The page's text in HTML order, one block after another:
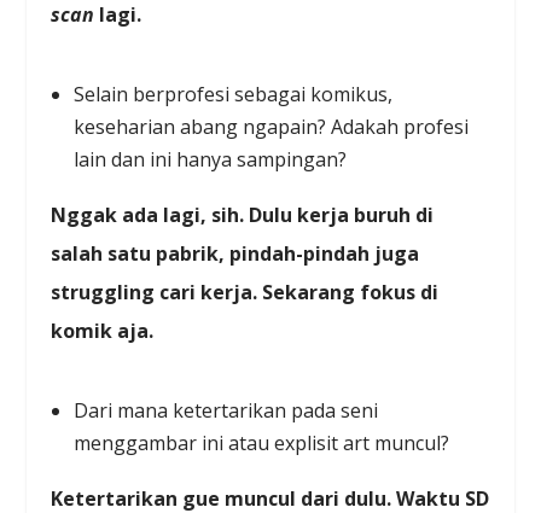
scan lagi.
Selain berprofesi sebagai komikus,
keseharian abang ngapain? Adakah profesi
lain dan ini hanya sampingan?
Nggak ada lagi, sih. Dulu kerja buruh di
salah satu pabrik, pindah-pindah juga
struggling cari kerja. Sekarang fokus di
komik aja.
Dari mana ketertarikan pada seni
menggambar ini atau explisit art muncul?
Ketertarikan gue muncul dari dulu. Waktu SD